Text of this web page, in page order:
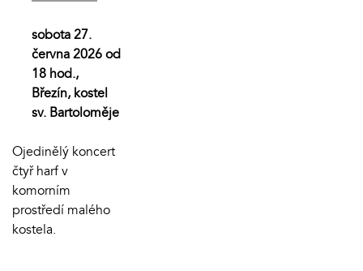
sobota 27.
června 2026 od
18 hod.,
Březín, kostel
sv. Bartoloměje
Ojedinělý koncert
čtyř harf v
komorním
prostředí malého
kostela.